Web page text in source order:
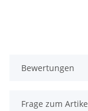
Bewertungen
Frage zum